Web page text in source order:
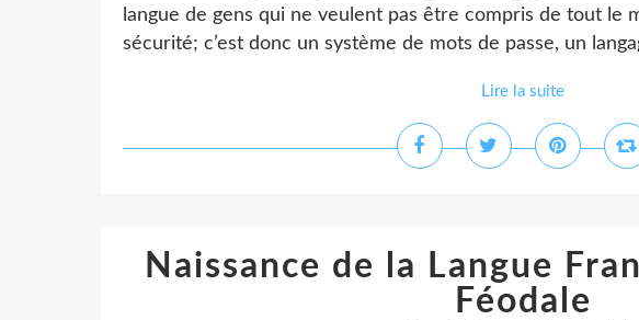
langue de gens qui ne veulent pas être compris de tout le
sécurité; c’est donc un système de mots de passe, un
Lire la suite
Naissance de la Langue
Féodale